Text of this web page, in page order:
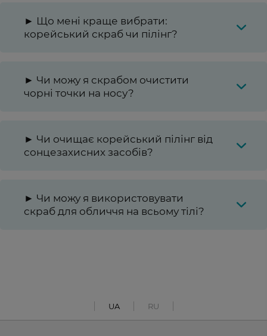
► Що мені краще вибрати:
корейський скраб чи пілінг?
► Чи можу я скрабом очистити
чорні точки на носу?
► Чи очищає корейський пілінг від
сонцезахисних засобів?
► Чи можу я використовувати
скраб для обличчя на всьому тілі?
UA RU